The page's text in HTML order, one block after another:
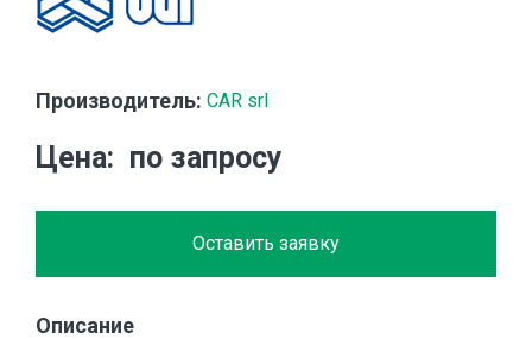
Производитель: CAR srl
Цена по запросу
Оставить заявку
Описание